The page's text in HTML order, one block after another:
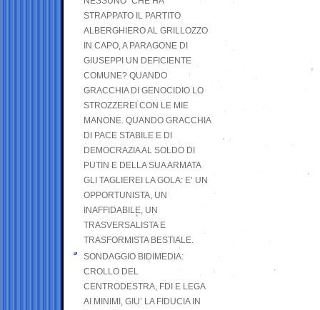
STRAPPATO IL PARTITO
ALBERGHIERO AL GRILLOZZO
IN CAPO, A PARAGONE DI
GIUSEPPI UN DEFICIENTE
COMUNE? QUANDO
GRACCHIA DI GENOCIDIO LO
STROZZEREI CON LE MIE
MANONE. QUANDO GRACCHIA
DI PACE STABILE E DI
DEMOCRAZIA AL SOLDO DI
PUTIN E DELLA SUA ARMATA
GLI TAGLIEREI LA GOLA: E’ UN
OPPORTUNISTA, UN
INAFFIDABILE, UN
TRASVERSALISTA E
TRASFORMISTA BESTIALE.
SONDAGGIO BIDIMEDIA:
CROLLO DEL
CENTRODESTRA, FDI E LEGA
AI MINIMI, GIU’ LA FIDUCIA IN